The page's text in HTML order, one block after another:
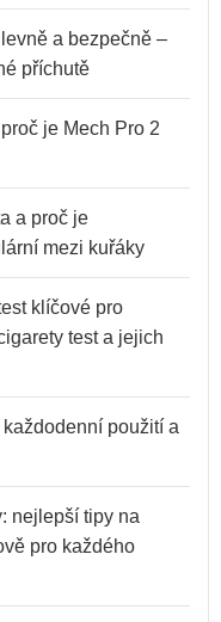
a bezpečně –
příchutě
je Mech Pro 2
a proč je
mezi kuřáky
klíčové pro
test a jejich
použití a
nejlepší tipy na
pro každého